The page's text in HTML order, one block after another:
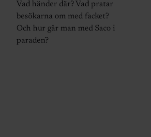
Vad händer där? Vad pratar
besökarna om med facket?
Och hur går man med Saco i
paraden?